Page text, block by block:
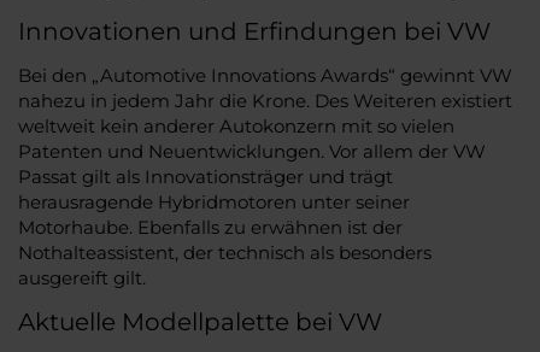
Innovationen und Erfindungen bei VW
Bei den „Automotive Innovations Awards“ gewinnt VW
nahezu in jedem Jahr die Krone. Des Weiteren existiert
weltweit kein anderer Autokonzern mit so vielen
Patenten und Neuentwicklungen. Vor allem der VW
Passat gilt als Innovationsträger und trägt
herausragende Hybridmotoren unter seiner
Motorhaube. Ebenfalls zu erwähnen ist der
Nothalteassistent, der technisch als besonders
ausgereift gilt.
Aktuelle Modellpalette bei VW